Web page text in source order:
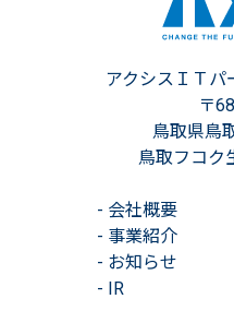
アクシスＩＴパ
〒
鳥取県鳥
鳥取フコク
- 会社概要
- 事業紹介
- お知らせ
- IR